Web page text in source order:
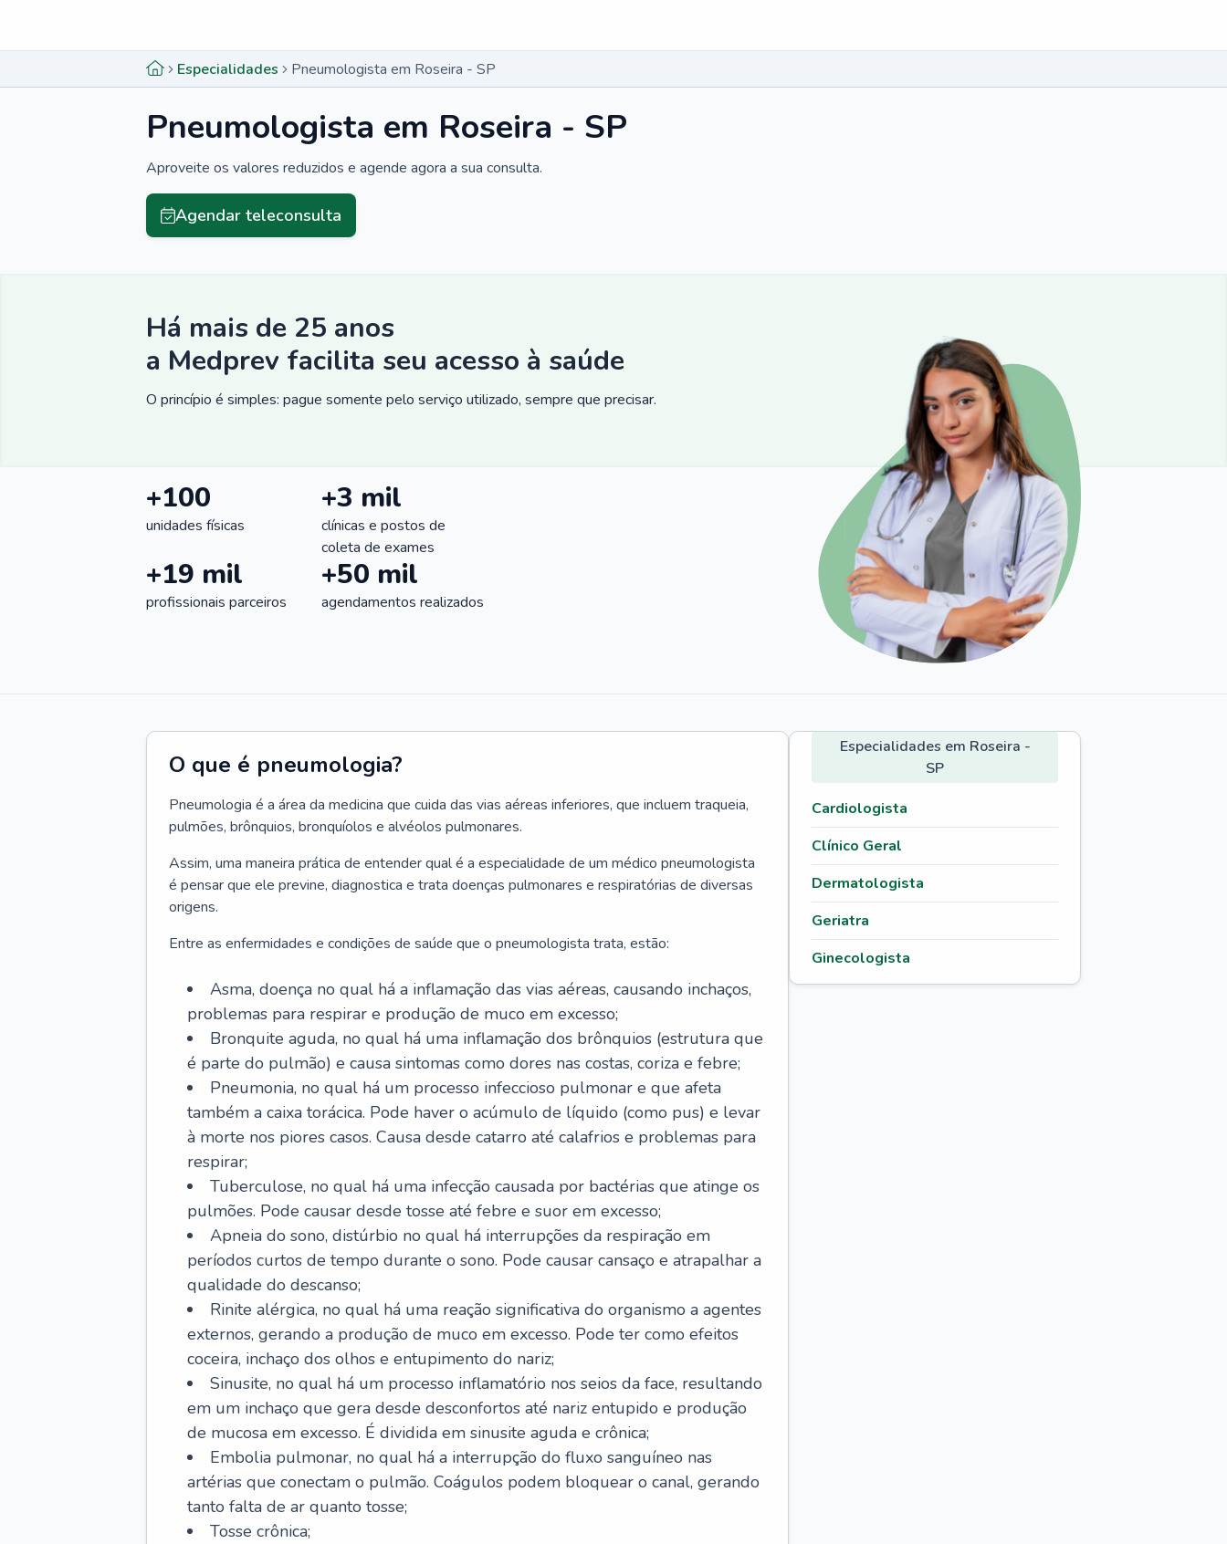
Especialidades Pneumologista em Roseira - SP
Pneumologista em Roseira - SP
Aproveite os valores reduzidos e agende agora a sua consulta.
Agendar teleconsulta
Há mais de 25 anos
a Medprev facilita seu acesso à saúde
O princípio é simples: pague somente pelo serviço utilizado, sempre que precisar.
+100
unidades físicas
+3 mil
clínicas e postos de
coleta de exames
+19 mil
profissionais parceiros
+50 mil
agendamentos realizados
O que é pneumologia?
Pneumologia é a área da medicina que cuida das vias aéreas inferiores, que incluem traqueia,
pulmões, brônquios, bronquíolos e alvéolos pulmonares.
Assim, uma maneira prática de entender qual é a especialidade de um médico pneumologista
é pensar que ele previne, diagnostica e trata doenças pulmonares e respiratórias de diversas
origens.
Entre as enfermidades e condições de saúde que o pneumologista trata, estão:
Asma, doença no qual há a inflamação das vias aéreas, causando inchaços,
problemas para respirar e produção de muco em excesso;
Bronquite aguda, no qual há uma inflamação dos brônquios (estrutura que
é parte do pulmão) e causa sintomas como dores nas costas, coriza e febre;
Pneumonia, no qual há um processo infeccioso pulmonar e que afeta
também a caixa torácica. Pode haver o acúmulo de líquido (como pus) e levar
à morte nos piores casos. Causa desde catarro até calafrios e problemas para
respirar;
Tuberculose, no qual há uma infecção causada por bactérias que atinge os
pulmões. Pode causar desde tosse até febre e suor em excesso;
Apneia do sono, distúrbio no qual há interrupções da respiração em
períodos curtos de tempo durante o sono. Pode causar cansaço e atrapalhar a
qualidade do descanso;
Rinite alérgica, no qual há uma reação significativa do organismo a agentes
externos, gerando a produção de muco em excesso. Pode ter como efeitos
coceira, inchaço dos olhos e entupimento do nariz;
Sinusite, no qual há um processo inflamatório nos seios da face, resultando
em um inchaço que gera desde desconfortos até nariz entupido e produção
de mucosa em excesso. É dividida em sinusite aguda e crônica;
Embolia pulmonar, no qual há a interrupção do fluxo sanguíneo nas
artérias que conectam o pulmão. Coágulos podem bloquear o canal, gerando
tanto falta de ar quanto tosse;
Tosse crônica;
Especialidades em Roseira -
SP
Cardiologista
Clínico Geral
Dermatologista
Geriatra
Ginecologista